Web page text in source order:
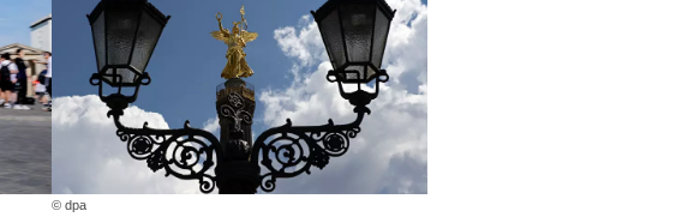
© dpa